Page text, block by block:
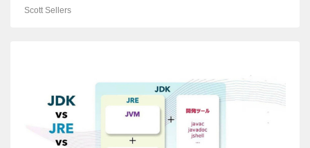
Scott Sellers